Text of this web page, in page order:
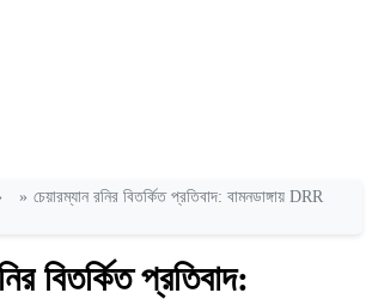
» চেয়ারম্যান রনির বিতর্কিত প্রতিবাদ: বামনডাঙ্গায় DRR
বিতর্কিত প্রতিবাদ: